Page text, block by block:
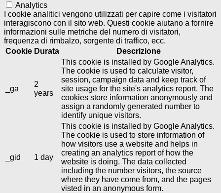
Analytics
I cookie analitici vengono utilizzati per capire come i visitatori
interagiscono con il sito web. Questi cookie aiutano a fornire
informazioni sulle metriche del numero di visitatori,
frequenza di rimbalzo, sorgente di traffico, ecc.
Cookie Durata Descrizione
_ga
2
years
This cookie is installed by Google Analytics.
The cookie is used to calculate visitor,
session, campaign data and keep track of
site usage for the site's analytics report. The
cookies store information anonymously and
assign a randomly generated number to
identify unique visitors.
_gid 1 day
This cookie is installed by Google Analytics.
The cookie is used to store information of
how visitors use a website and helps in
creating an analytics report of how the
website is doing. The data collected
including the number visitors, the source
where they have come from, and the pages
visted in an anonymous form.